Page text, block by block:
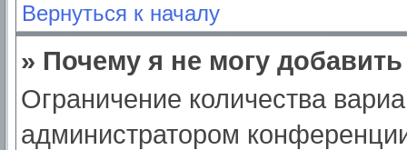
Вернуться к началу
» Почему я не могу
Ограничение количества
администратором